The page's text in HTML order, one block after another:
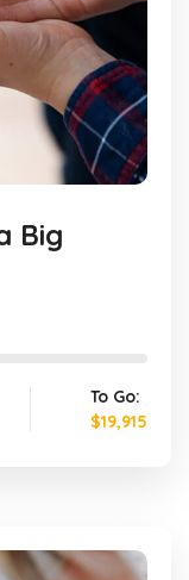
Big
To Go:
$19,915